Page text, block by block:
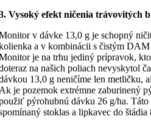
Vysoký efekt ničenia trávovitých
v dávke 13,0 g je schopný
a v kombinácii s čistým DAM
je na trhu jediný prípravok,
na našich poliach nevyskytol
13,0 g neničíme len metličku,
je pozemok extrémne zaburinený
pýrohubnú dávku 26 g/ha. Táto
stoklas a lipkavec do štádia